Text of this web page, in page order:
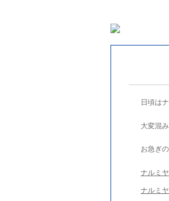
日頃は
大変混
お急ぎ
ナルミ
ナルミ